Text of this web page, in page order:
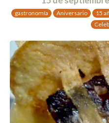
gastronomía Aniversario 15